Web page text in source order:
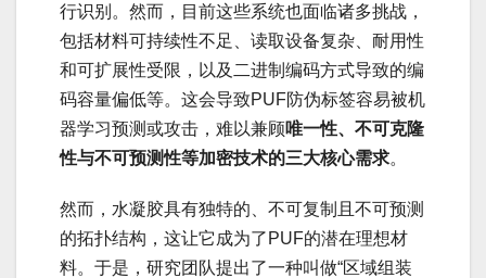
行识别。然而，目前这些系统也面临诸多挑战，
包括材料可持续性不足、读取设备复杂、耐用性
和可扩展性受限，以及二进制编码方式导致的编
码容量偏低等。这会导致PUF防伪标签容易被机
器学习预测或攻击，难以兼顾唯一性、不可克隆
性与不可预测性等加密技术的三大核心需求。
然而，水凝胶具有独特的、不可复制且不可预测
的拓扑结构，这让它成为了PUF的潜在理想材
料。于是，研究团队提出了一种叫做“区域组装